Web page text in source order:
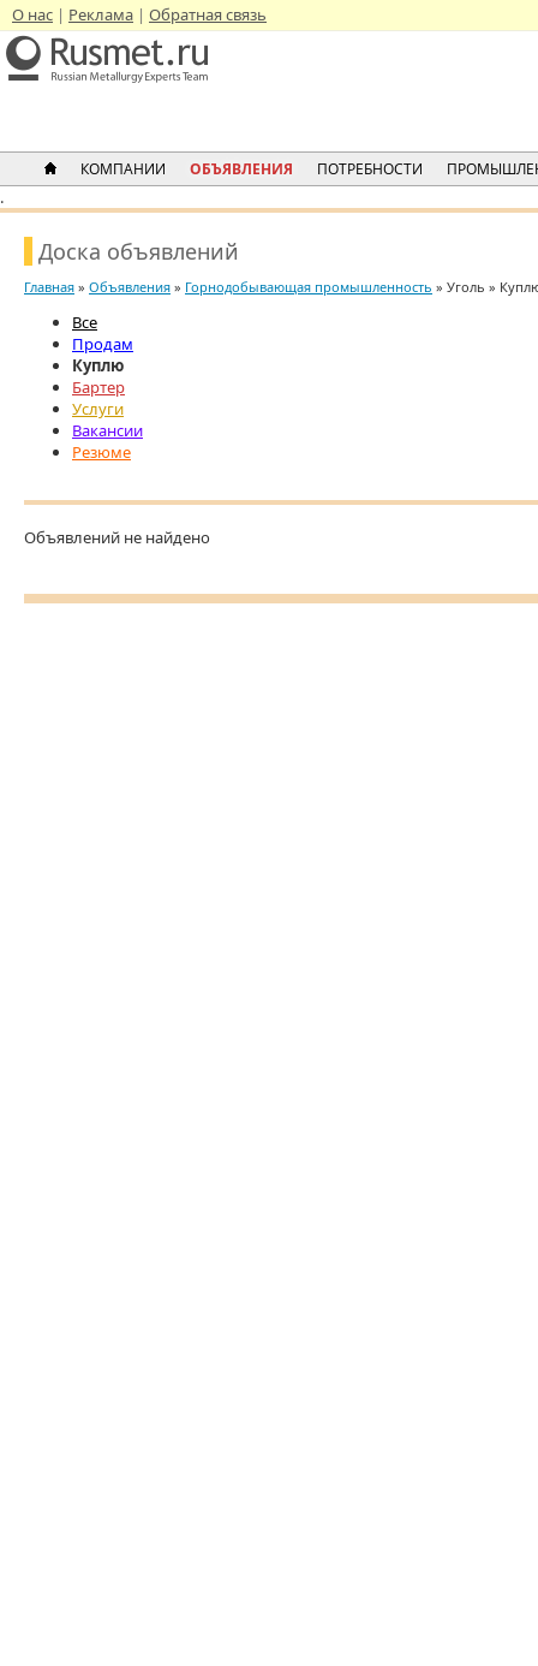
О нас Реклама Обратная связь
КОМПАНИИ ОБЪЯВЛЕНИЯ ПОТРЕБНОСТИ
.
Доска объявлений
Главная » Объявления » Горнодобывающая промышленность » Уголь »
Все
Продам
Куплю
Бартер
Услуги
Вакансии
Резюме
Объявлений не найдено